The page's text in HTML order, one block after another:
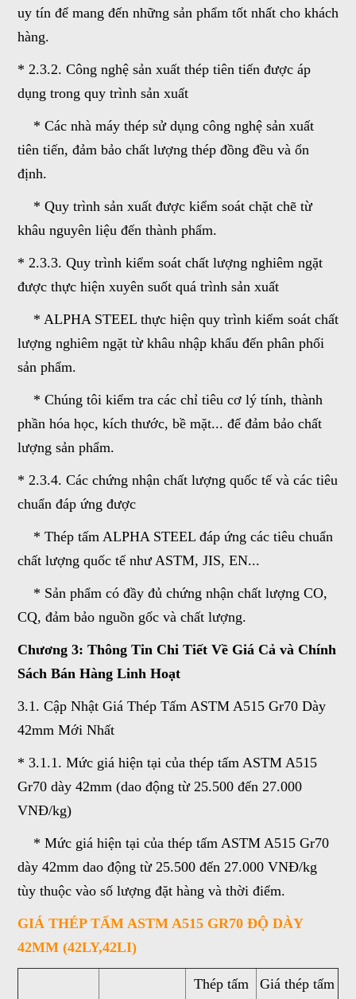
uy tín để mang đến những sản phẩm tốt nhất cho khách
hàng.
* 2.3.2. Công nghệ sản xuất thép tiên tiến được áp
dụng trong quy trình sản xuất
* Các nhà máy thép sử dụng công nghệ sản xuất
tiên tiến, đảm bảo chất lượng thép đồng đều và ổn
định.
* Quy trình sản xuất được kiểm soát chặt chẽ từ
khâu nguyên liệu đến thành phẩm.
* 2.3.3. Quy trình kiểm soát chất lượng nghiêm ngặt
được thực hiện xuyên suốt quá trình sản xuất
* ALPHA STEEL thực hiện quy trình kiểm soát chất
lượng nghiêm ngặt từ khâu nhập khẩu đến phân phối
sản phẩm.
* Chúng tôi kiểm tra các chỉ tiêu cơ lý tính, thành
phần hóa học, kích thước, bề mặt... để đảm bảo chất
lượng sản phẩm.
* 2.3.4. Các chứng nhận chất lượng quốc tế và các tiêu
chuẩn đáp ứng được
* Thép tấm ALPHA STEEL đáp ứng các tiêu chuẩn
chất lượng quốc tế như ASTM, JIS, EN...
* Sản phẩm có đầy đủ chứng nhận chất lượng CO,
CQ, đảm bảo nguồn gốc và chất lượng.
Chương 3: Thông Tin Chi Tiết Về Giá Cả và Chính
Sách Bán Hàng Linh Hoạt
3.1. Cập Nhật Giá Thép Tấm ASTM A515 Gr70 Dày
42mm Mới Nhất
* 3.1.1. Mức giá hiện tại của thép tấm ASTM A515
Gr70 dày 42mm (dao động từ 25.500 đến 27.000
VNĐ/kg)
* Mức giá hiện tại của thép tấm ASTM A515 Gr70
dày 42mm dao động từ 25.500 đến 27.000 VNĐ/kg
tùy thuộc vào số lượng đặt hàng và thời điểm.
GIÁ THÉP TẤM ASTM A515 GR70 ĐỘ DÀY
42MM (42LY,42LI)
Thép tấm
Giá thép tấm